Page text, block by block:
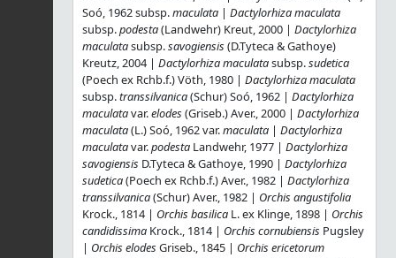
Soó, 1962 subsp.maculata | Dactylorhiza maculata
subsp.podesta(Landwehr) Kreut, 2000 | Dactylorhiza
maculatasubsp.savogiensis (D.Tyteca & Gathoye)
Kreutz, 2004 | Dactylorhiza maculatasubsp.sudetica
(Poech ex Rchb.f.) Vöth, 1980 | Dactylorhiza maculata
subsp.transsilvanica(Schur) Soó, 1962 | Dactylorhiza
maculatavar.elodes (Griseb.) Aver., 2000 | Dactylorhiza
maculata(L.) Soó, 1962 var.maculata | Dactylorhiza
maculatavar.podesta Landwehr, 1977 | Dactylorhiza
savogiensis D.Tyteca & Gathoye, 1990 | Dactylorhiza
sudetica(Poech ex Rchb.f.) Aver., 1982 | Dactylorhiza
transsilvanica(Schur) Aver., 1982 | Orchis angustifolia
Krock., 1814 | Orchis basilica L. ex Klinge, 1898 | Orchis
candidissima Krock., 1814 | Orchis cornubiensis Pugsley
| Orchis elodes Griseb., 1845 | Orchis ericetorum